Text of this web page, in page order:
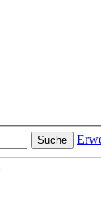
Suche